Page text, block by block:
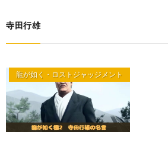
寺田行雄
龍が如く・ロストジャッジメント